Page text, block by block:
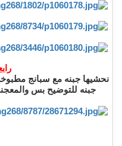
نحشيها جبنه مع سبانج
جبنه للتوضيح بس